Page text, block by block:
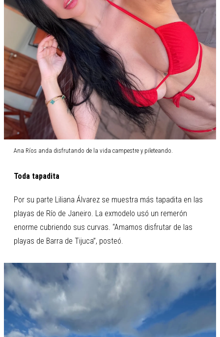
Ana Ríos anda disfrutando de la vida campestre y pileteando.
Toda tapadita
Por su parte Liliana Álvarez se muestra más tapadita en las
playas de Río de Janeiro. La exmodelo usó un remerón
enorme cubriendo sus curvas. “Amamos disfrutar de las
playas de Barra de Tijuca”, posteó.